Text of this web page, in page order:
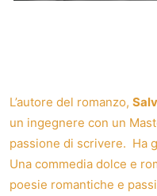
L’autore del romanzo,
un ingegnere con un
passione di scrivere. Ha
Una commedia dolce e
poesie romantiche e